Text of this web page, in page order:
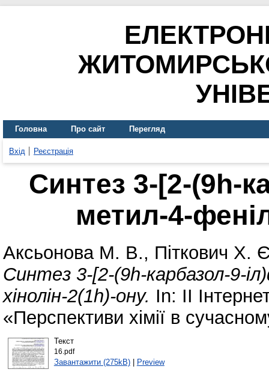
Головна Про сайт Перегляд
Вхід Реєстрація
Синтез 3-[2-(9h-
метил-4-
Аксьонова М. В., Піткович Х.
Синтез 3-[2-(9h-карбазол-9-
хінолін-2(1h)-ону. In: ІІ
«Перспективи хімії в
Текст
16.pdf
Завантажити (275kB)| Preview